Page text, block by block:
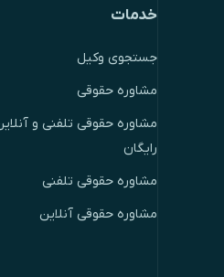
خدمات
جستجوی وکیل
مشاوره حقوقی
مشاوره حقوقی تلفنی و
رایگان
مشاوره حقوقی تلفنی
مشاوره حقوقی آنلاین